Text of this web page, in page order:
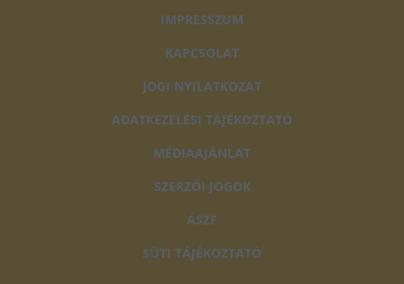
IMPRESSZUM
KAPCSOLAT
JOGI NYILATKOZAT
ADATKEZELÉSI TÁJÉKOZTATÓ
MÉDIAAJÁNLAT
SZERZŐI JOGOK
ÁSZF
SÜTI TÁJÉKOZTATÓ